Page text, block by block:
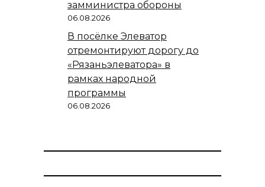
замминистра обороны
06.08.2026
В посёлке Элеватор
отремонтируют дорогу до
«Рязаньэлеватора» в
рамках народной
программы
06.08.2026